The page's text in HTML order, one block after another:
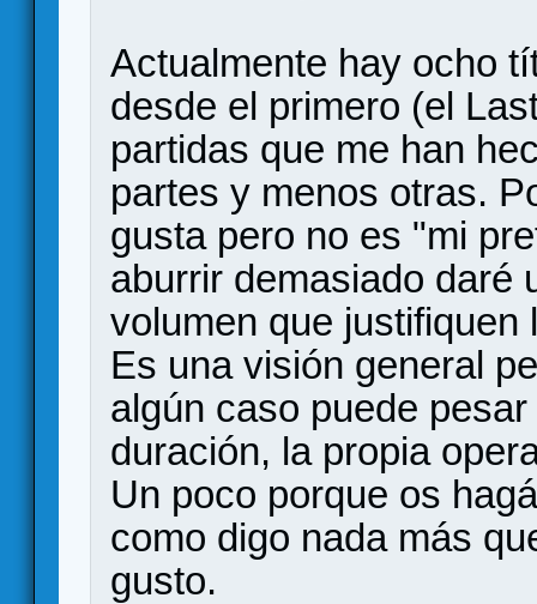
Actualmente hay ocho
desde el primero (el
partidas que me han
partes y menos otras.
gusta pero no es "mi
aburrir demasiado daré
volumen que
Es una visión general
algún caso puede
duración, la propia
Un poco porque os
como digo nada más
gusto.